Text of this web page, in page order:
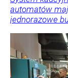
automatów
jednorazowe